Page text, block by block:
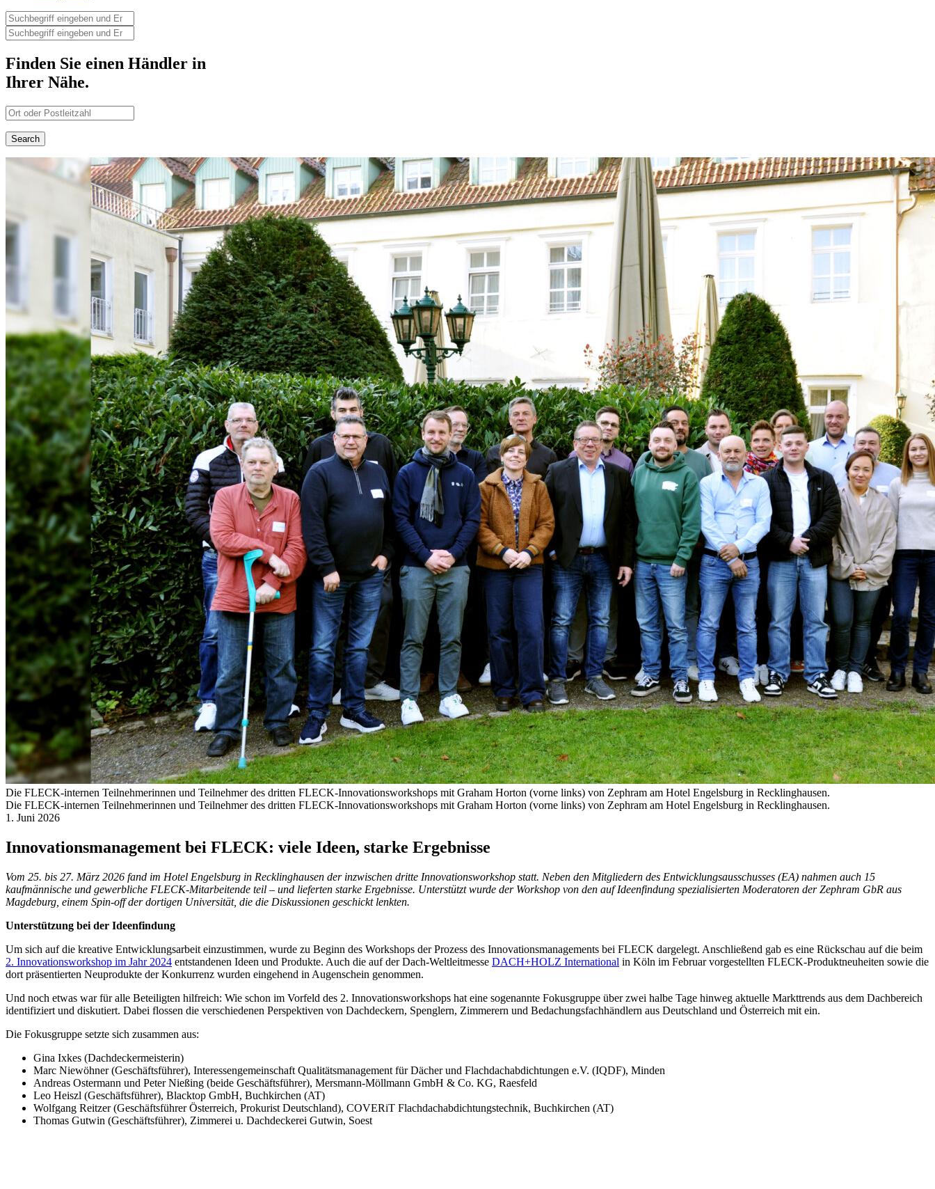
Finden Sie einen Händler in
Ihrer Nähe.
Die FLECK-internen Teilnehmerinnen und Teilnehmer des dritten FLECK-Innovationsworkshops mit Graham Horton (vorne links) von Zephram am Hotel Engelsburg in Recklinghausen.
Die FLECK-internen Teilnehmerinnen und Teilnehmer des dritten FLECK-Innovationsworkshops mit Graham Horton (vorne links) von Zephram am Hotel Engelsburg in Recklinghausen.
1. Juni 2026
Innovationsmanagement bei FLECK: viele Ideen, starke Ergebnisse
Vom 25. bis 27. März 2026 fand im Hotel Engelsburg in Recklinghausen der inzwischen dritte Innovationsworkshop statt. Neben den Mitgliedern des Entwicklungsausschusses (EA) nahmen auch 15
kaufmännische und gewerbliche FLECK-Mitarbeitende teil – und lieferten starke Ergebnisse. Unterstützt wurde der Workshop von den auf Ideenfindung spezialisierten Moderatoren der Zephram GbR aus
Magdeburg, einem Spin-off der dortigen Universität, die die Diskussionen geschickt lenkten.
Unterstützung bei der Ideenfindung
Um sich auf die kreative Entwicklungsarbeit einzustimmen, wurde zu Beginn des Workshops der Prozess des Innovationsmanagements bei FLECK dargelegt. Anschließend gab es eine Rückschau auf die beim
2. Innovationsworkshop im Jahr 2024 entstandenen Ideen und Produkte. Auch die auf der Dach-Weltleitmesse DACH+HOLZ International in Köln im Februar vorgestellten FLECK-Produktneuheiten sowie die
dort präsentierten Neuprodukte der Konkurrenz wurden eingehend in Augenschein genommen.
Und noch etwas war für alle Beteiligten hilfreich: Wie schon im Vorfeld des 2. Innovationsworkshops hat eine sogenannte Fokusgruppe über zwei halbe Tage hinweg aktuelle Markttrends aus dem Dachbereich
identifiziert und diskutiert. Dabei flossen die verschiedenen Perspektiven von Dachdeckern, Spenglern, Zimmerern und Bedachungsfachhändlern aus Deutschland und Österreich mit ein.
Die Fokusgruppe setzte sich zusammen aus:
Gina Ixkes (Dachdeckermeisterin)
Marc Niewöhner (Geschäftsführer), Interessengemeinschaft Qualitätsmanagement für Dächer und Flachdachabdichtungen e.V. (IQDF), Minden
Andreas Ostermann und Peter Nießing (beide Geschäftsführer), Mersmann-Möllmann GmbH & Co. KG, Raesfeld
Leo Heiszl (Geschäftsführer), Blacktop GmbH, Buchkirchen (AT)
Wolfgang Reitzer (Geschäftsführer Österreich, Prokurist Deutschland), COVERiT Flachdachabdichtungstechnik, Buchkirchen (AT)
Thomas Gutwin (Geschäftsführer), Zimmerei u. Dachdeckerei Gutwin, Soest